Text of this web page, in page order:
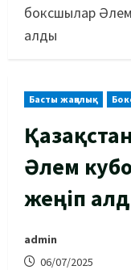
боксшылар
алды
Басты жаңалық
Әлем
жеңіп
admin
06/07/2025